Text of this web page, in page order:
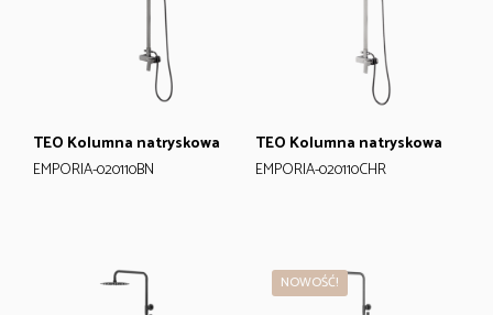
TEO Kolumna natryskowa
EMPORIA-020110BN
TEO Kolumna natryskowa
EMPORIA-020110CHR
NOWOŚĆ!